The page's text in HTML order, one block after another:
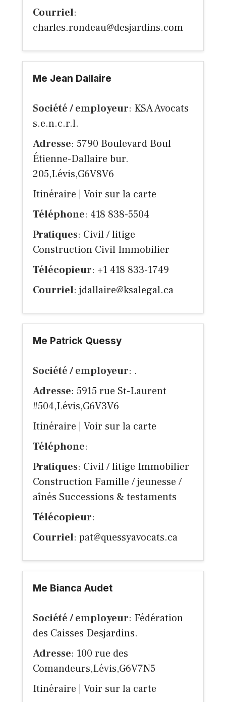
Courriel:
charles.rondeau@desjardins.com
Me Jean Dallaire
Société / employeur: KSA Avocats
s.e.n.c.r.l.
Adresse: 5790 Boulevard Boul
Étienne-Dallaire bur.
205,Lévis,G6V8V6
Itinéraire
Voir sur la carte
Téléphone: 418 838-5504
Pratiques: Civil / litige
Construction Civil Immobilier
Télécopieur: +1 418 833-1749
Courriel:jdallaire@ksalegal.ca
Me Patrick Quessy
Société / employeur: .
Adresse: 5915 rue St-Laurent
#504,Lévis,G6V3V6
Itinéraire
Voir sur la carte
Téléphone:
Pratiques: Civil / litige Immobilier
Construction Famille / jeunesse /
aînés Successions & testaments
Télécopieur:
Courriel: pat@quessyavocats.ca
Me Bianca Audet
Société / employeur: Fédération
des Caisses Desjardins.
Adresse: 100 rue des
Comandeurs,Lévis,G6V7N5
Itinéraire
Voir sur la carte